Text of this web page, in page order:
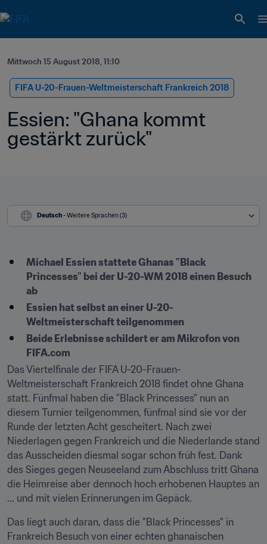
Mittwoch 15 August 2018, 11:10
FIFA U-20-Frauen-Weltmeisterschaft Frankreich 2018
Essien: "Ghana kommt
gestärkt zurück"
Deutsch - Weitere Sprachen (3)
​Michael Essien stattete Ghanas "Black
Princesses" bei der U-20-WM 2018 einen Besuch
ab
Essien hat selbst an einer U-20-
Weltmeisterschaft teilgenommen
Beide Erlebnisse schildert er am Mikrofon von
FIFA.com
Das Viertelfinale der FIFA U-20-Frauen-
Weltmeisterschaft Frankreich 2018 findet ohne Ghana
statt. Fünfmal haben die "Black Princesses" nun an
diesem Turnier teilgenommen, fünfmal sind sie vor der
Runde der letzten Acht gescheitert. Nach zwei
Niederlagen gegen Frankreich und die Niederlande stand
das Ausscheiden diesmal sogar schon früh fest. Dank
des Sieges gegen Neuseeland zum Abschluss tritt Ghana
die Heimreise aber dennoch hoch erhobenen Hauptes an
... und mit vielen Erinnerungen im Gepäck.
Das liegt auch daran, dass die "Black Princesses" in
Frankreich Besuch von einer echten ghanaischen